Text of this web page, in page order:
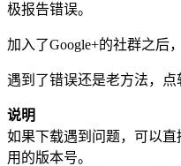
极报告错误。
加入了Google+的社群之后
遇到了错误还是老方法，点
说明
如果下载遇到问题，可以直
用的版本号。